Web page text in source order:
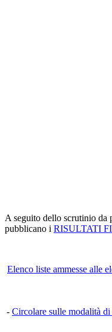
A seguito dello scrutinio da
pubblicano i RISULTATI
Elenco liste ammesse alle
- Circolare sulle modalità